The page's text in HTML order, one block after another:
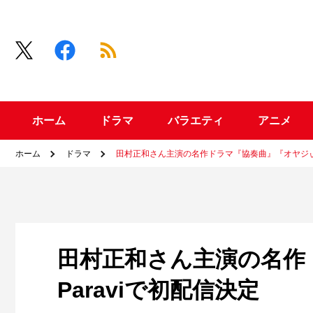
ホーム ドラマ バラエティ アニメ
ホーム ドラマ 田村正和さん主演の名作ドラマ『協奏曲』『オヤ
田村正和さん主演の名
Paraviで初配信決定